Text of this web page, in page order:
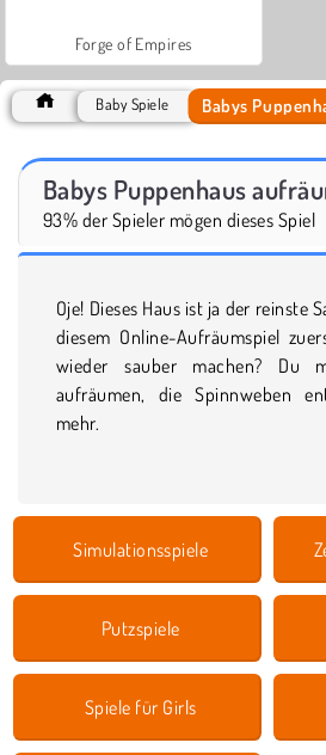
Forge of Empires
Baby Spiele Babys
Babys Puppenhaus
93% der Spieler mögen dieses Spiel
Oje! Dieses Haus ist ja der reinste
diesem Online-Aufräumspiel
wieder sauber machen? Du
aufräumen, die Spinnweben
mehr.
Simulationsspiele
Putzspiele
Spiele für Girls